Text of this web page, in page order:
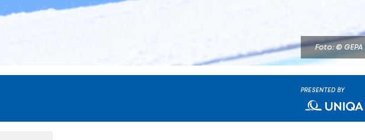
Foto: © GEPA
PRESENTED BY